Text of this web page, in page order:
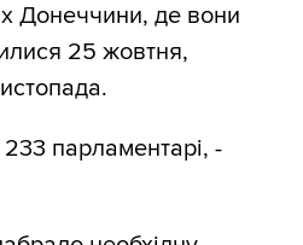
Донеччини, де вони
25 жовтня,
парламентарі, -